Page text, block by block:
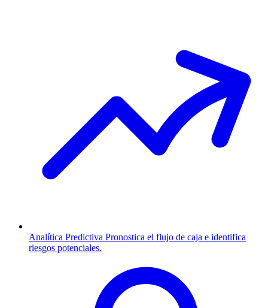
Analítica Predictiva Pronostica el flujo de caja e identifica
riesgos potenciales.